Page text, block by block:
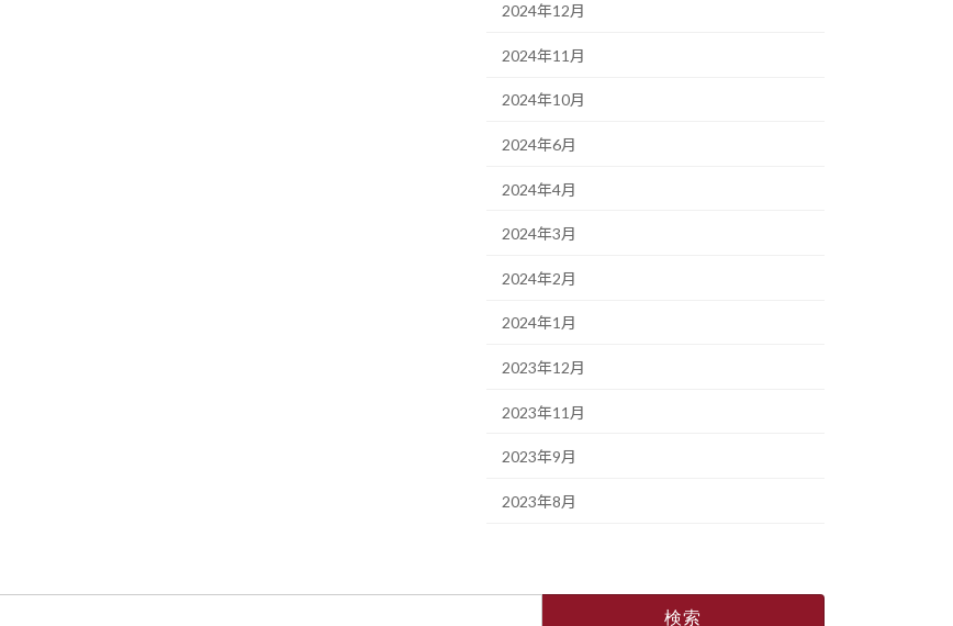
2024年12月
2024年11月
2024年10月
2024年6月
2024年4月
2024年3月
2024年2月
2024年1月
2023年12月
2023年11月
2023年9月
2023年8月